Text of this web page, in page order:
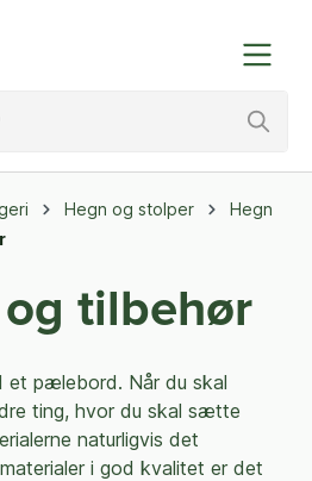
Hegn og stolper
Hegn
tilbehør
et pælebord. Når du skal
ting, hvor du skal sætte
naturligvis det
i god kvalitet er det